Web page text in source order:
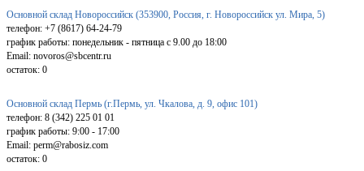
Основной склад Новороссийск (353900, Россия, г. Новороссийск ул. Мира, 5)
телефон: +7 (8617) 64-24-79
график работы: понедельник - пятница с 9.00 до 18:00
Email: novoros@sbcentr.ru
остаток: 0
Основной склад Пермь (г.Пермь, ул. Чкалова, д. 9, офис 101)
телефон: 8 (342) 225 01 01
график работы: 9:00 - 17:00
Email: perm@rabosiz.com
остаток: 0